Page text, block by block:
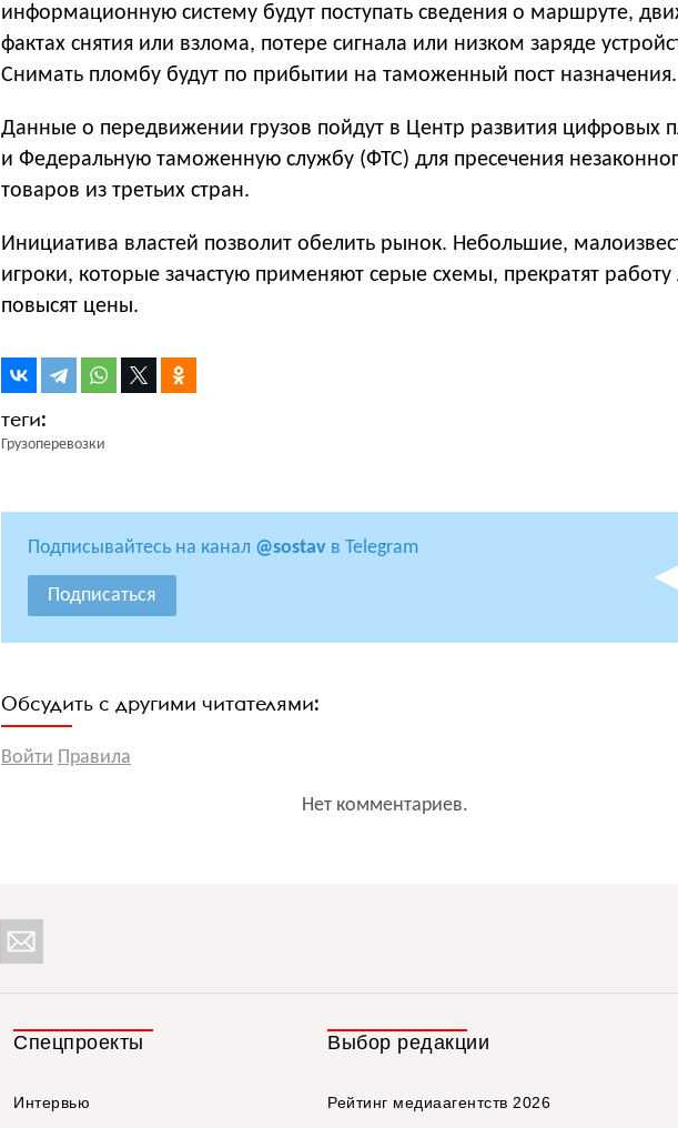
информационную систему будут поступать сведения о маршруте,
фактах снятия или взлома, потере сигнала или низком заряде
Снимать пломбу будут по прибытии на таможенный пост назначения.
Данные о передвижении грузов пойдут в Центр развития цифровых
и Федеральную таможенную службу (ФТС) для пресечения
товаров из третьих стран.
Инициатива властей позволит обелить рынок. Небольшие,
игроки, которые зачастую применяют серые схемы, прекратят работу
повысят цены.
Грузоперевозки
Подписывайтесь на канал @sostav в Telegram
Подписаться
Обсудить с другими читателями:
Войти Правила
Нет комментариев.
Спецпроекты
Интервью
Выбор редакции
Рейтинг медиаагентств 2026